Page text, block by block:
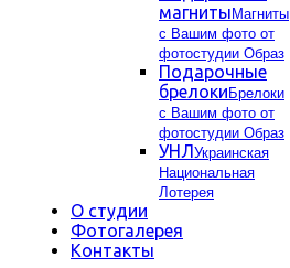
магниты Магниты
с Вашим фото от
фотостудии Образ
Подарочные
брелоки Брелоки
с Вашим фото от
фотостудии Образ
УНЛУкраинская
Национальная
Лотерея
О студии
Фотогалерея
Контакты